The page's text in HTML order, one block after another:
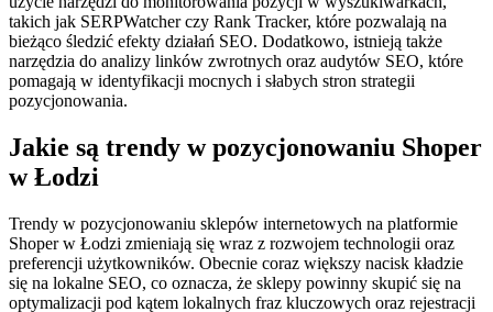
takich jak SERPWatcher czy Rank Tracker, które pozwalają na
bieżąco śledzić efekty działań SEO. Dodatkowo, istnieją także
narzędzia do analizy linków zwrotnych oraz audytów SEO, które
pomagają w identyfikacji mocnych i słabych stron strategii
pozycjonowania.
Jakie są trendy w pozycjonowaniu Shoper
w Łodzi
Trendy w pozycjonowaniu sklepów internetowych na platformie
Shoper w Łodzi zmieniają się wraz z rozwojem technologii oraz
preferencji użytkowników. Obecnie coraz większy nacisk kładzie
się na lokalne SEO, co oznacza, że sklepy powinny skupić się na
optymalizacji pod kątem lokalnych fraz kluczowych oraz rejestracji